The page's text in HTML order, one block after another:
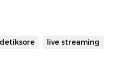
Dzulhijjah dengan berdiam
(waktu Zuhur) hingga
laporan selengkapnya
detiksore
live streaming